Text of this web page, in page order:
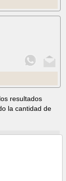
resultados
la cantidad de